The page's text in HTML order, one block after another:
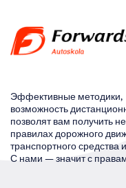
Эффективные методики,
возможность
позволят вам получить
правилах дорожного
транспортного
С нами — значит с